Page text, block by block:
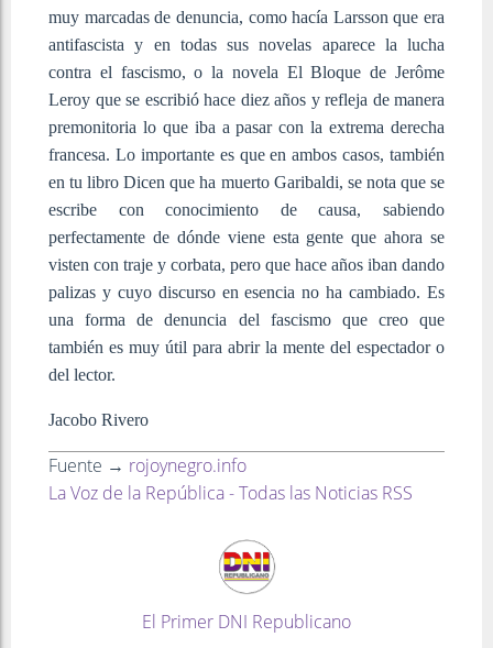
muy marcadas de denuncia, como hacía Larsson que era
antifascista y en todas sus novelas aparece la lucha
contra el fascismo, o la novela El Bloque de Jerôme
Leroy que se escribió hace diez años y refleja de manera
premonitoria lo que iba a pasar con la extrema derecha
francesa. Lo importante es que en ambos casos, también
en tu libro Dicen que ha muerto Garibaldi, se nota que se
escribe con conocimiento de causa, sabiendo
perfectamente de dónde viene esta gente que ahora se
visten con traje y corbata, pero que hace años iban dando
palizas y cuyo discurso en esencia no ha cambiado. Es
una forma de denuncia del fascismo que creo que
también es muy útil para abrir la mente del espectador o
del lector.
Jacobo Rivero
Fuente → rojoynegro.info
La Voz de la República - Todas las Noticias RSS
El Primer DNI Republicano